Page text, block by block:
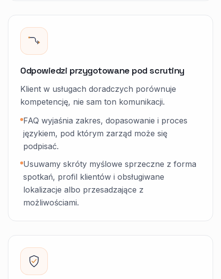
Odpowiedzi przygotowane pod scrutiny
Klient w usługach doradczych porównuje
kompetencję, nie sam ton komunikacji.
FAQ wyjaśnia zakres, dopasowanie i proces
językiem, pod którym zarząd może się
podpisać.
Usuwamy skróty myślowe sprzeczne z forma
spotkań, profil klientów i obsługiwane
lokalizacje albo przesadzające z
możliwościami.